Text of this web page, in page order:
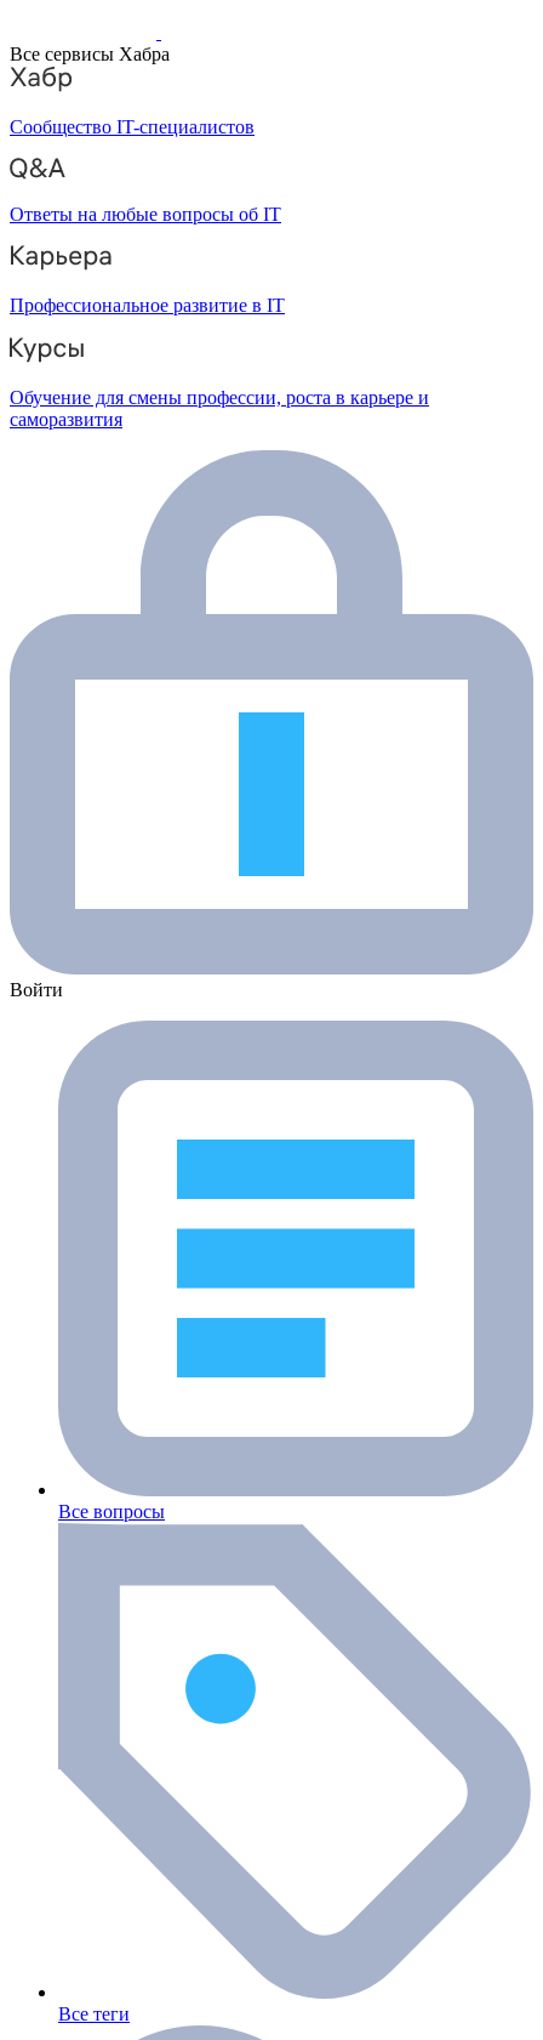
Все сервисы Хабра
Сообщество IT-специалистов
Ответы на любые вопросы об IT
Профессиональное развитие в IT
Обучение для смены профессии, роста в карьере и
саморазвития
Войти
Все вопросы
Все теги